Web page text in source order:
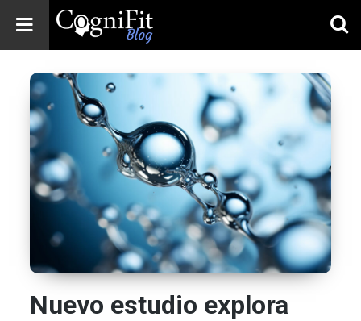
Blog: Brain
Health
News
Brain Training,
Mental Health, and
Wellness
Nuevo estudio explora